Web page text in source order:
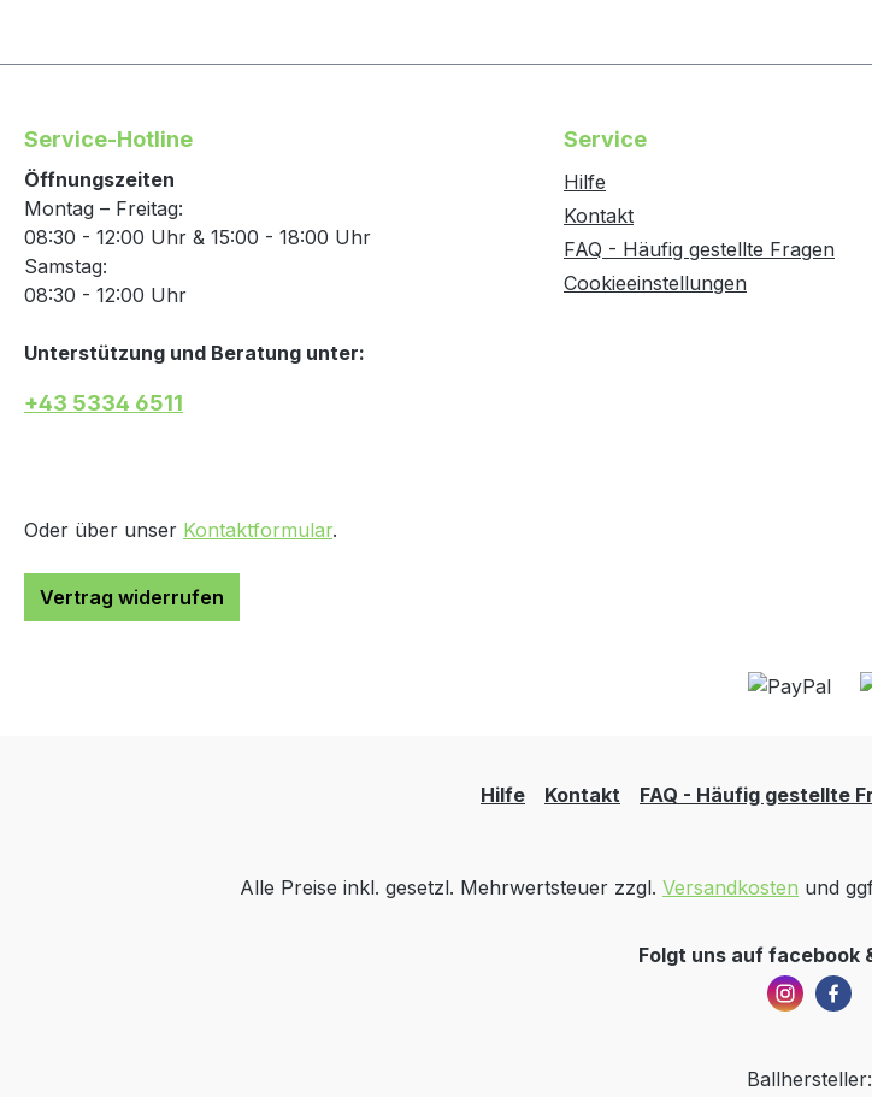
Service-Hotline
Öffnungszeiten
Montag – Freitag:
08:30 - 12:00 Uhr & 15:00 - 18:00 Uhr
Samstag:
08:30 - 12:00 Uhr
Unterstützung und Beratung unter:
+43 5334 6511
Oder über unser Kontaktformular.
Vertrag widerrufen
Service
Hilfe
Kontakt
FAQ - Häufig gestellte Fragen
Cookieeinstellungen
Hilfe Kontakt FAQ - Häufig gestellte
Alle Preise inkl. gesetzl. Mehrwertsteuer zzgl. Versandkosten und
Folgt uns auf facebook
Ballhersteller: